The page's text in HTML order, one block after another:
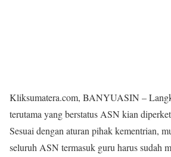
Kliksumatera.com, BANYUASIN –
terutama yang berstatus ASN kian
Sesuai dengan aturan pihak kementrian,
seluruh ASN termasuk guru harus sudah